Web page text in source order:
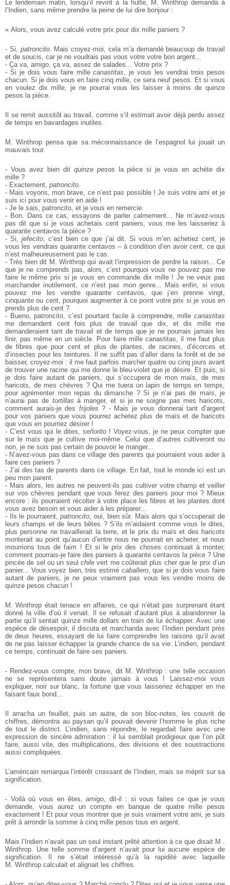
Le lendemain matin, lorsqu’il revint à la hutte, M. Winthrop demanda à
l’Indien, sans même prendre la peine de lui dire bonjour :
« Alors, vous avez calculé votre prix pour dix mille paniers ?
- Si, patroncito. Mais croyez-moi, cela m’a demandé beaucoup de travail
et de soucis, car je ne voudrais pas vous votre votre bon argent...
- Ça va, amigo, ça va, assez de salades... Votre prix ?
- Si je dois vous faire millecanastitas, je vous les vendrai trois pesos
chacun. Si je dois vous en faire cinq mille, ce sera neuf pesos. Et si vous
en voulez dix mille, je ne pourrai vous les laisser à moins de quinze
pesos la pièce.
Il se remit aussitôt au travail, comme s’il estimait avoir déjà perdu assez
de temps en bavardages inutiles.
M. Winthrop pensa que sa méconnaissance de l’espagnol lui jouait un
mauvais tour.
- Vous avez bien dit quinze pesos la pièce si je vous en achète dix
mille ?
- Exactement, patroncito.
- Mais voyons, mon brave, ce n’est pas possible ! Je suis votre ami et je
suis ici pour vous venir en aide !
- Je le sais, patroncito, et je vous en remercie.
- Bon. Dans ce cas, essayons de parler calmement... Ne m’avez-vous
pas dit que si je vous achetais cent paniers, vous me les laisseriez à
quarante centavos la pièce ?
- Si,jefecito, c’est bien ce que j’ai dit. Si vous m’en achetiez cent, je
vous les vendrais quarante centavos – à condition d’en avoir cent, ce qui
n’est malheureusement pas le cas.
- Très bien dit M. Winthrop qui avait l’impression de perdre la raison... Ce
que je ne comprends pas, alors, c’est pourquoi vous ne pouvez pas me
faire le même prix si je vous en commande dix mille ! Je ne veux pas
marchander inutilement, ce n’est pas mon genre... Mais enfin, si vous
pouvez me les vendre quarante centavos, que j’en prenne vingt,
cinquante ou cent, pourquoi augmenter à ce point votre prix si je vous en
prends plus de cent ?
- Bueno, patroncito, c’est pourtant facile à comprendre, mille canastitas
me demandent cent fois plus de travail que dix, et dix mille me
demanderaient tant de travail et de temps que je ne pourrais jamais les
finir, pas même en un siècle. Pour faire mille canastitas, il me faut plus
de fibres que pour cent et plus de plantes, de racines, d’écorces et
d’insectes pour les teintures. Il ne suffit pas d’aller dans la forêt et de se
baisser, croyez-moi : il me faut parfois marcher quatre ou cinq jours avant
de trouver une racine qui me donne le bleu-violet que je désire. Et puis, si
je dois faire autant de paniers, qui s’occupera de mon maïs, de mes
haricots, de mes chèvres ? Qui me tuera un lapin de temps en temps,
pour agrémenter mon repas du dimanche ? Si je n’ai pas de maïs, je
n’aurai pas de tortillas à manger, et si je ne soigne pas mes haricots,
comment aurais-je des frijoles ? - Mais je vous donnerai tant d’argent
pour vos paniers que vous pourrez achetez plus de maïs et de haricots
que vous en pourriez désirer !
- C’est vous qui le dites, señorito ! Voyez-vous, je ne peux compter que
sur le maïs que je cultive moi-même. Celui que d’autres cultiveront ou
non, je ne suis pas certain de pouvoir le manger...
- N’avez-vous pas dans ce village des parents qui pourraient vous aider à
faire ces paniers ?
- J’ai des tas de parents dans ce village. En fait, tout le monde ici est un
peu mon parent.
- Mais alors, les autres ne peuvent-ils pas cultiver votre champ et veiller
sur vos chèvres pendant que vous ferez des paniers pour moi ? Mieux
encore : ils pourraient récolter à votre place les fibres et les plantes dont
vous avez besoin et vous aider à les préparer...
- Ils le pourraient,patroncito, oui, bien sûr. Mais alors qui s’occuperait de
leurs champs et de leurs bêtes ? S’ils m’aidaient comme vous le dites,
plus personne ne travaillerait la terre, et le prix du maïs et des haricots
monterait au point qu’aucun d’entre nous ne pourrait en acheter, et nous
mourrions tous de faim ! Et si le prix des choses continuait à monter,
comment pourrais-je faire des paniers à quarante centavos la pièce ? Une
pincée de sel ou un seul chile vert me coûterait plus cher que le prix d’un
panier... Vous voyez bien, très estimé caballero, que si je dois vous faire
autant de paniers, je ne peux vraiment pas vous les vendre moins de
quinze pesos chacun !
M. Winthrop était tenace en affaires, ce qui n’était pas surprenant étant
donné la ville d’où il venait. Il se refusait d’autant plus à abandonner la
partie qu’il sentait quinze mille dollars en train de lui échapper. Avec une
espèce de désespoir, il discuta et marchanda avec l’Indien pendant près
de deux heures, essayant de lui faire comprendre les raisons qu’il avait
de ne pas laisser échapper la grande chance de sa vie. L’indien, pendant
ce temps, continuait de faire ses paniers.
- Rendez-vous compte, mon brave, dit M. Winthrop : une telle occasion
ne se représentera sans doute jamais à vous ! Laissez-moi vous
expliquer, noir sur blanc, la fortune que vous laisseriez échapper en me
faisant faux bond...
Il arracha un feuillet, puis un autre, de son bloc-notes, les couvrit de
chiffres, démontra au paysan qu’il pouvait devenir l’homme le plus riche
de tout le district. L’indien, sans répondre, le regardait faire avec une
expression de sincère admiration : il lui semblait prodigieux que l’on pût
faire, aussi vite, des multiplications, des divisions et des soustractions
aussi compliquées.
L’américain remarqua l’intérêt croissant de l’Indien, mais se méprit sur sa
signification.
- Voilà où vous en êtes,amigo, dit-il : si vous faites ce que je vous
demande, vous aurez un compte en banque de quatre mille pesos
exactement ! Et pour vous montrer que je suis vraiment votre ami, je suis
prêt à arrondir la somme à cinq mille pesos tous en argent.
Mais l’Indien n’avait pas un seul instant prêté attention à ce que disait M .
Winthrop. Une telle somme d’argent n’avait pour lui aucune espèce de
signification. Il ne s’était intéressé qu’à la rapidité avec laquelle
M. Winthrop calculait et alignait les chiffres.